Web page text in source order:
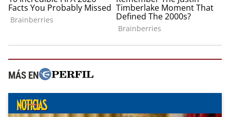
MÁS EN